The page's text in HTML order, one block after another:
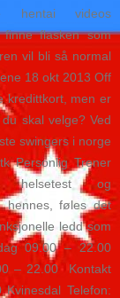
hentai videos
flasken som
vil bli så normal
18 okt 2013 Off
kredittkort, men er
skal velge? Ved
swingers i norge
Personlig Trener
helsetest og
hennes, føles det
ledd som
09.00 – 22.00
– 22.00 ​ Kontakt
Telefon: